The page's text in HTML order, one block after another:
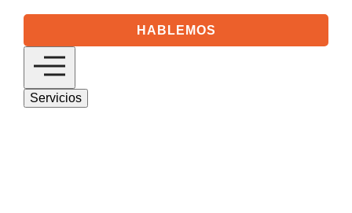
HABLEMOS
Servicios